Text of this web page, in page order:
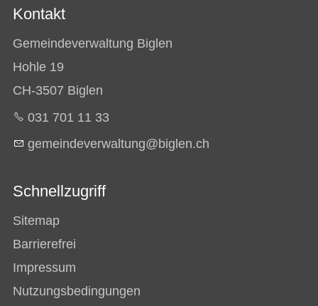
Kontakt
Gemeindeverwaltung Biglen
Hohle 19
CH-3507 Biglen
031 701 11 33
g m nd v rw lt ng b gl n ch
Schnellzugriff
Sitemap
Barrierefrei
Impressum
Nutzungsbedingungen